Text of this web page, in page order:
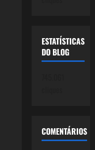
ESTATÍSTICAS
DO BLOG
COMENTÁRIOS